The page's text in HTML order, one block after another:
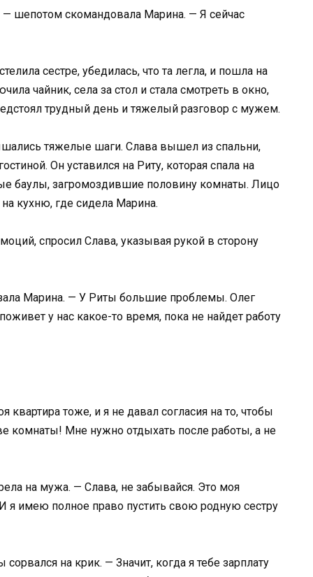
— шепотом скомандовала Марина. — Я сейчас
сестре, убедилась, что та легла, и пошла на
чайник, села за стол и стала смотреть в окно,
трудный день и тяжелый разговор с мужем.
тяжелые шаги. Слава вышел из спальни,
Он уставился на Риту, которая спала на
баулы, загромоздившие половину комнаты. Лицо
кухню, где сидела Марина.
спросил Слава, указывая рукой в сторону
Марина. — У Риты большие проблемы. Олег
у нас какое-то время, пока не найдет работу
тоже, и я не давал согласия на то, чтобы
комнаты! Мне нужно отдыхать после работы, а не
на мужа. — Слава, не забывайся. Это моя
я имею полное право пустить свою родную сестру
на крик. — Значит, когда я тебе зарплату